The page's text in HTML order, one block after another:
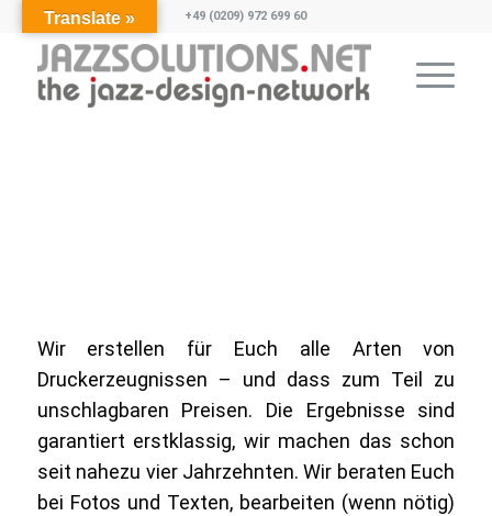
+49 (0209) 972 699 60
Wir erstellen für Euch alle Arten von
Druckerzeugnissen – und dass zum Teil zu
unschlagbaren Preisen. Die Ergebnisse sind
garantiert erstklassig, wir machen das schon
seit nahezu vier Jahrzehnten. Wir beraten Euch
bei Fotos und Texten, bearbeiten (wenn nötig)
Translate »